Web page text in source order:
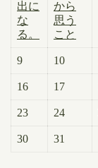
出に
な
る。
から
思う
こと
9 10
16 17
23 24
30 31